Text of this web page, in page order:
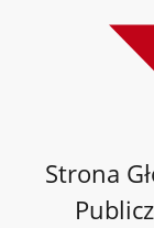
Strona